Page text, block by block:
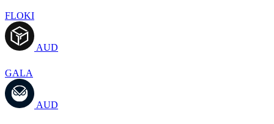
FLOKI
AUD
GALA
AUD